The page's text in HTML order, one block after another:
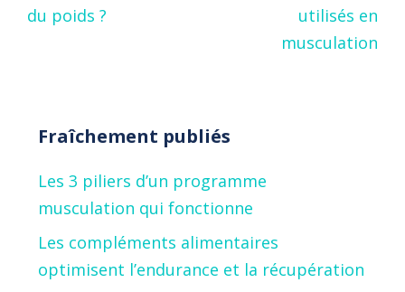
du poids ?
utilisés en
musculation
Fraîchement publiés
Les 3 piliers d’un programme
musculation qui fonctionne
Les compléments alimentaires
optimisent l’endurance et la récupération